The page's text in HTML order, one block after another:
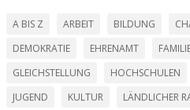
A BIS Z ARBEIT BILDUNG
DEMOKRATIE
EHRENAMT
GLEICHSTELLUNG
HOCHSCHULEN
JUGEND
KULTUR LÄNDLICHER